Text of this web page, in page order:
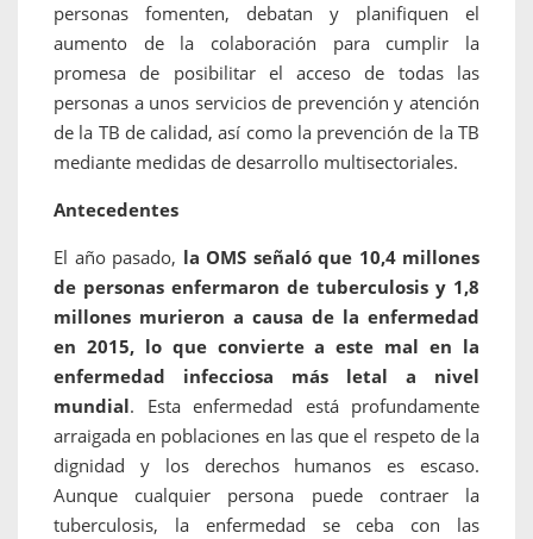
personas fomenten, debatan y planifiquen el
aumento de la colaboración para cumplir la
promesa de posibilitar el acceso de todas las
personas a unos servicios de prevención y atención
de la TB de calidad, así como la prevención de la TB
mediante medidas de desarrollo multisectoriales.
Antecedentes
El año pasado, la OMS señaló que 10,4 millones
de personas enfermaron de tuberculosis y 1,8
millones murieron a causa de la enfermedad
en 2015, lo que convierte a este mal en la
enfermedad infecciosa más letal a nivel
mundial. Esta enfermedad está profundamente
arraigada en poblaciones en las que el respeto de la
dignidad y los derechos humanos es escaso.
Aunque cualquier persona puede contraer la
tuberculosis, la enfermedad se ceba con las